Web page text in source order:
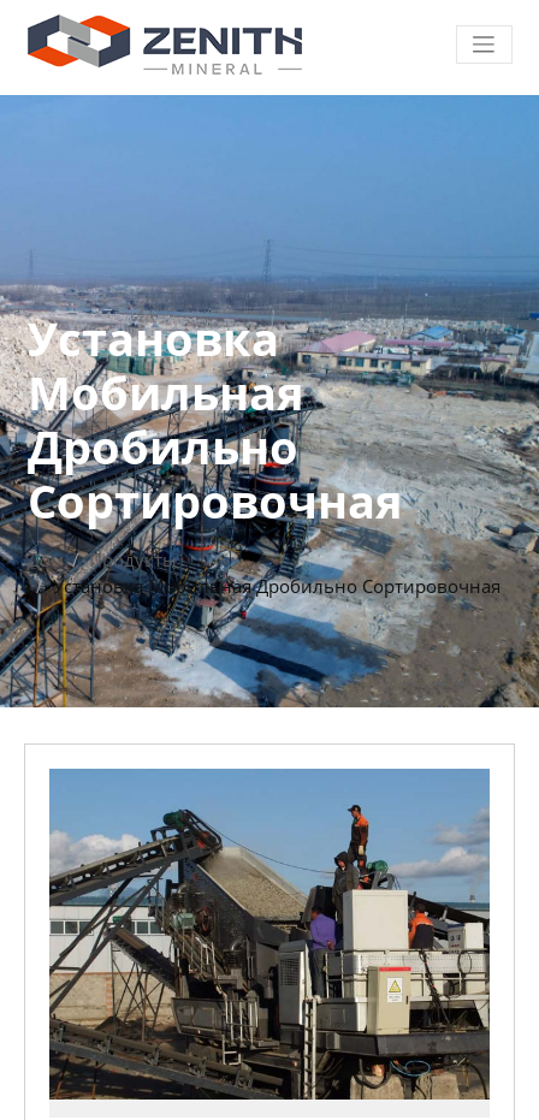
Установка
Мобильная
Дробильно
Сортировочная
Дом
Продукты
Установка Мобильная Дробильно Сортировочная